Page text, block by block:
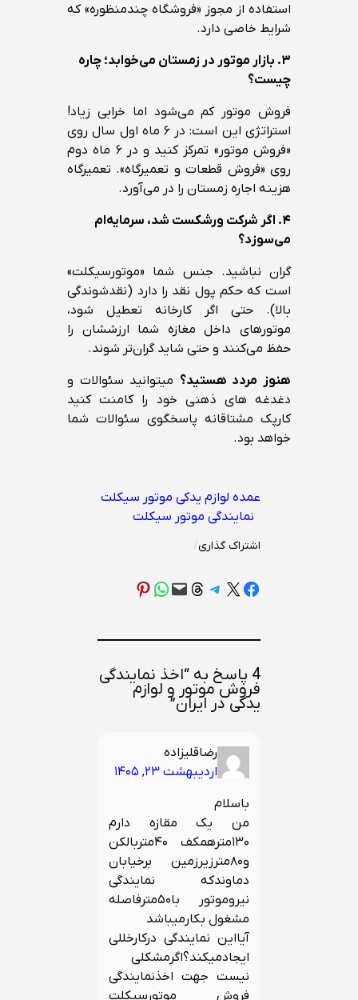
استفاده از مجوز «فروشگاه چندمنظوره» که
شرایط خاصی دارد.
۳. بازار موتور در زمستان می‌خوابد؛ چاره
چیست؟
فروش موتور کم می‌شود اما خرابی زیاد!
استراتژی این است: در ۶ ماه اول سال روی
«فروش موتور» تمرکز کنید و در ۶ ماه دوم
روی «فروش قطعات و تعمیرگاه». تعمیرگاه
هزینه اجاره زمستان را در می‌آورد.
۴. اگر شرکت ورشکست شد، سرمایه‌ام
می‌سوزد؟
گران نباشید. جنس شما «موتورسیکلت»
است که حکم پول نقد را دارد (نقدشوندگی
بالا). حتی اگر کارخانه تعطیل شود،
موتورهای داخل مغازه شما ارزششان را
حفظ می‌کنند و حتی شاید گران‌تر شوند.
هنوز مردد هستید؟ میتوانید سئوالات و
دغدغه های ذهنی خود را کامنت کنید
کارپک مشتاقانه پاسخگوی سئوالات شما
خواهد بود.
عمده لوازم یدکی موتور سیکلت
نمایندگی موتور سیکلت
اشتراک گذاری/
Share on Facebook
Share on X
Share on Telegram
Share on Threads
Email this Page
Share on WhatsApp
Share on Pinterest
4 پاسخ به “اخذ نمایندگی
فروش موتور و لوازم
یدکی در ایران”
رضاقلیزاده
اردیبهشت ۲۳, ۱۴۰۵
باسلام
من یک مقازه دارم
۱۳۰مترهمکف ۴۰متربالکن
و۸۰مترزیرزمین برخیابان
دماوندکه نمایندگی
نیروموتور با۵۰مترفاصله
مشغول بکارمیباشد
آیااین نمایندگی درکارخللی
ایجادمیکند؟اگرمشکلی
نیست جهت اخذنمایندگی
فروش موتورسيکلت